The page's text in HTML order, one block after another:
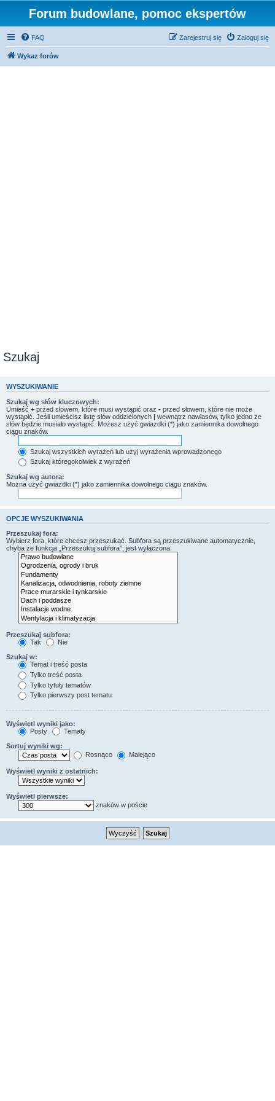
Forum budowlane, pomoc ekspertów
FAQ Zaloguj się
Zarejestruj się
Wykaz forów
Szukaj
WYSZUKIWANIE
Szukaj wg słów kluczowych:
Umieść + przed słowem, które musi wystąpić oraz - przed słowem, które nie może
wystąpić. Jeśli umieścisz listę słów oddzielonych | wewnątrz nawiasów, tylko jedno ze
słów będzie musiało wystąpić. Możesz użyć gwiazdki (*) jako zamiennika dowolnego
ciągu znaków.
Szukaj wszystkich wyrażeń lub użyj wyrażenia wprowadzonego
Szukaj któregokolwiek z wyrażeń
Szukaj wg autora:
Można użyć gwiazdki (*) jako zamiennika dowolnego ciągu znaków.
OPCJE WYSZUKIWANIA
Przeszukaj fora:
Wybierz fora, które chcesz przeszukać. Subfora są przeszukiwane automatycznie,
chyba że funkcja „Przeszukuj subfora”, jest wyłączona.
Przeszukaj subfora:
Tak
Nie
Szukaj w:
Temat i treść posta
Tylko treść posta
Tylko tytuły tematów
Tylko pierwszy post tematu
Wyświetl wyniki jako:
Posty
Tematy
Sortuj wyniki wg:
Rosnąco
Malejąco
Wyświetl wyniki z ostatnich:
Wyświetl pierwsze:
znaków w poście